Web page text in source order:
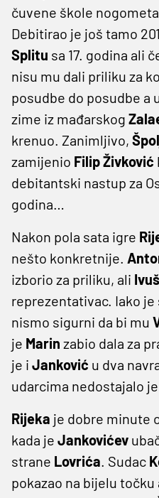
čuvene škole
Debitirao je još tamo
Splitu sa 17. godina ali
nisu mu dali priliku za
posudbe do posudbe a
zime iz mađarskog
krenuo. Zanimljivo,
zamijenio FilipŽivković
debitantski nastup za
godina…
Nakon pola sata igre
nešto konkretnije.
izborio za priliku, ali
reprezentativac. Iako je
nismo sigurni da bi mu
je Marin zabio dala za
je i Janković u dva
udarcima nedostajalo
Rijeka je dobre minute
kada je Jankovićev
strane Lovrića . Sudac
pokazao na bijelu točku